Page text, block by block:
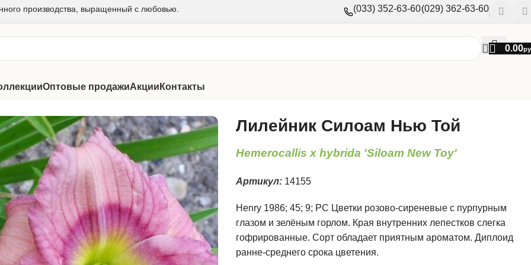
производства, выращенный с любовью. (033) 352-63-60(029) 362-63-60
0.00
Оптовые продажиАкции Контакты
Лилейник Силоам Нью Той
Hemerocallis x hybrida 'Siloam New Toy'
Артикул: 14155
Henry 1986; 45; 9; РС Цветки розово-сиреневые с пурпурным
глазом и зелёным горлом. Края внутренних лепестков слегка
гофрированные. Сорт обладает приятным ароматом. Диплоид
ранне-среднего срока цветения.